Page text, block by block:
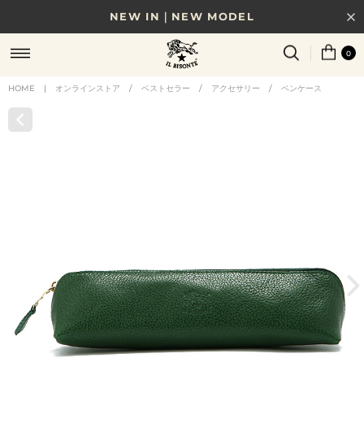
NEW IN｜NEW MODEL
8/17(月)10時まで｜税込11,000円以上で送料無料
贈る相手やシーンから選べる、新しいギフトガイド
0
HOME | オンラインストア / ベストセラー / アクセサリー / ペンケース